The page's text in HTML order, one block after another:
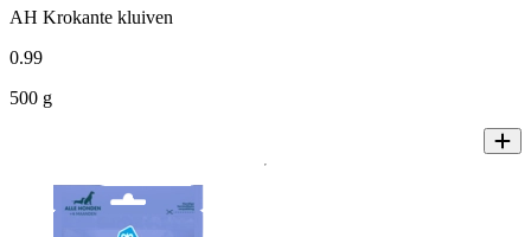
AH Krokante kluiven
0.99
500 g